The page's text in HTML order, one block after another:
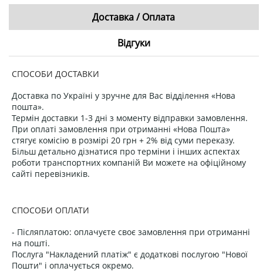
Доставка / Оплата
Відгуки
СПОСОБИ ДОСТАВКИ
Доставка по Україні у зручне для Вас відділення «Нова
пошта».
Термін доставки 1-3 дні з моменту відправки замовлення.
При оплаті замовлення при отриманні «Нова Пошта»
стягує комісію в розмірі 20 грн + 2% від суми переказу.
Більш детально дізнатися про терміни і інших аспектах
роботи транспортних компаній Ви можете на офіційному
сайті перевізників.
СПОСОБИ ОПЛАТИ
- Післяплатою: оплачуєте своє замовлення при отриманні
на пошті.
Послуга "Накладений платіж" є додаткові послугою "Нової
Пошти" і оплачується окремо.